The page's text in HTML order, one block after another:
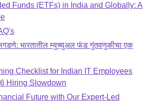
Funds (ETFs) in India and Globally: A
भारतातील म्युच्युअल फंड गुंतवणुकीचा एक
Checklist for Indian IT Employees
Hiring Slowdown
Future with Our Expert-Led